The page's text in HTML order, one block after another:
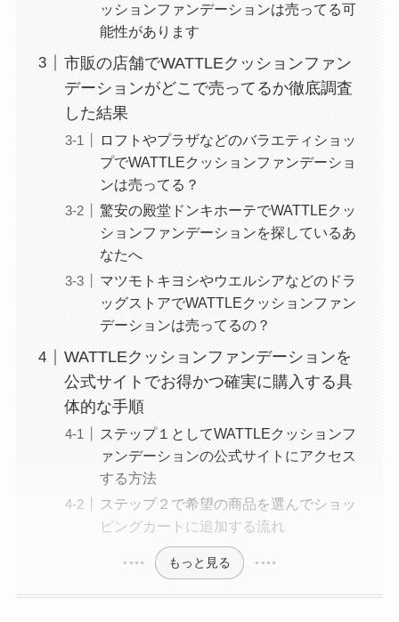
ッションファンデーションは売ってる可
能性があります
市販の店舗でWATTLEクッションファン
デーションがどこで売ってるか徹底調査
した結果
ロフトやプラザなどのバラエティショッ
プでWATTLEクッションファンデーショ
ンは売ってる？
驚安の殿堂ドンキホーテでWATTLEクッ
ションファンデーションを探しているあ
なたへ
マツモトキヨシやウエルシアなどのドラ
ッグストアでWATTLEクッションファン
デーションは売ってるの？
WATTLEクッションファンデーションを
公式サイトでお得かつ確実に購入する具
体的な手順
ステップ１としてWATTLEクッションフ
ァンデーションの公式サイトにアクセス
する方法
ステップ２で希望の商品を選んでショッ
ピングカートに追加する流れ
もっと見る